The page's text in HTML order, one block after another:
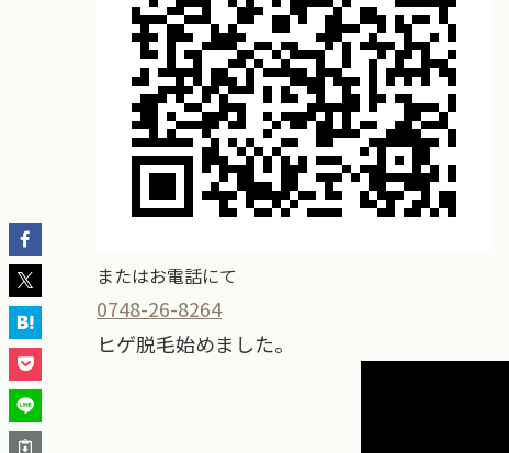
またはお電話にて
0748-26-8264
ヒゲ脱毛始めました。